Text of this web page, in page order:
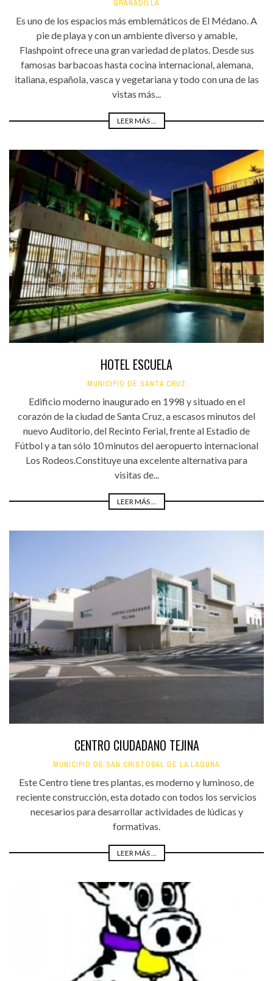
GRANADILLA
Es uno de los espacios más emblemáticos de El Médano. A
pie de playa y con un ambiente diverso y amable,
Flashpoint ofrece una gran variedad de platos. Desde sus
famosas barbacoas hasta cocina internacional, alemana,
italiana, española, vasca y vegetariana y todo con una de las
vistas más...
LEER MÁS ...
HOTEL ESCUELA
MUNICIPIO DE SANTA CRUZ
Edificio moderno inaugurado en 1998 y situado en el
corazón de la ciudad de Santa Cruz, a escasos minutos del
nuevo Auditorio, del Recinto Ferial, frente al Estadio de
Fútbol y a tan sólo 10 minutos del aeropuerto internacional
Los Rodeos.Constituye una excelente alternativa para
visitas de...
LEER MÁS ...
CENTRO CIUDADANO TEJINA
MUNICIPIO DE SAN CRISTÓBAL DE LA LAGUNA
Este Centro tiene tres plantas, es moderno y luminoso, de
reciente construcción, esta dotado con todos los servicios
necesarios para desarrollar actividades de lúdicas y
formativas.
LEER MÁS ...